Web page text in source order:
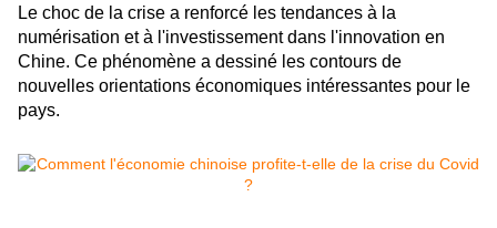
Le choc de la crise a renforcé les tendances à la
numérisation et à l'investissement dans l'innovation en
Chine. Ce phénomène a dessiné les contours de
nouvelles orientations économiques intéressantes pour le
pays.